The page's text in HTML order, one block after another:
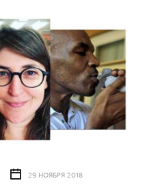
29 НОЯБРЯ 2018